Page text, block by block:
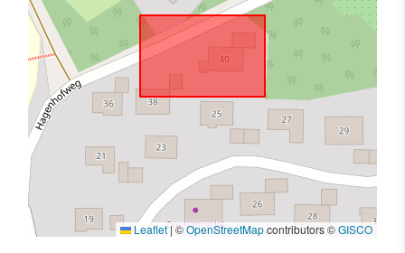
Leaflet |©OpenStreetMapcontributors ©GISCO